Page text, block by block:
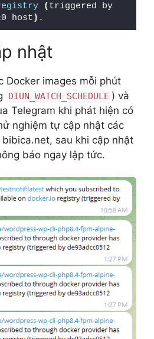
( triggered by
host ) .
nhật
Docker images mỗi phút
DIUN_WATCH_SCHEDULE ) và
Telegram khi phát hiện có
nghiệm tự cập nhật các
sau khi cập nhật
báo ngay lập tức.